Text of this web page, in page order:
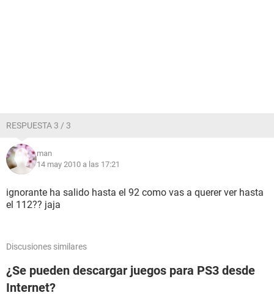
RESPUESTA 3 / 3
man
14 may 2010 a las 17:21
ignorante ha salido hasta el 92 como vas a querer ver hasta
el 112?? jaja
Discusiones similares
¿Se pueden descargar juegos para PS3 desde
Internet?